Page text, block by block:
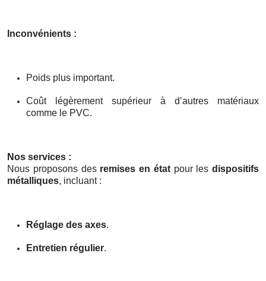
Inconvénients :
Poids plus important.
Coût légèrement supérieur à d’autres matériaux
comme le PVC.
Nos services :
Nous proposons des remises en étatpour les dispositifs
métalliques, incluant :
Réglage des axes.
Entretien régulier.